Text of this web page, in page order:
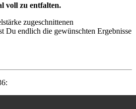
voll zu entfalten.
zugeschnittenen
Du endlich die gewünschten Ergebnisse